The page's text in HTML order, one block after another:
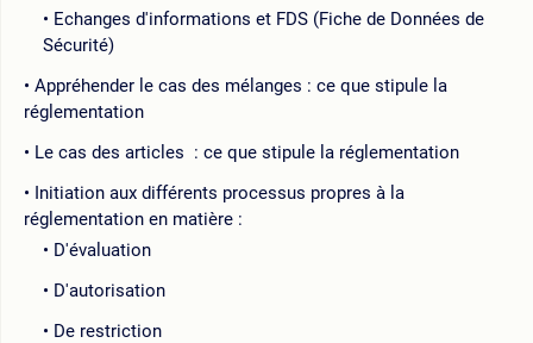
Echanges d'informations et FDS (Fiche de Données de
Sécurité)
Appréhender le cas des mélanges : ce que stipule la
réglementation
Le cas des articles : ce que stipule la réglementation
Initiation aux différents processus propres à la
réglementation en matière :
D'évaluation
D'autorisation
De restriction